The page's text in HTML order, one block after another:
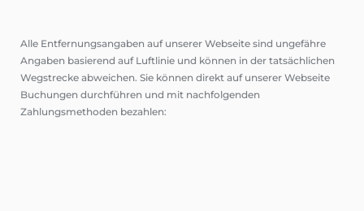
Alle Entfernungsangaben auf unserer Webseite sind ungefähre
Angaben basierend auf Luftlinie und können in der tatsächlichen
Wegstrecke abweichen. Sie können direkt auf unserer Webseite
Buchungen durchführen und mit nachfolgenden
Zahlungsmethoden bezahlen: